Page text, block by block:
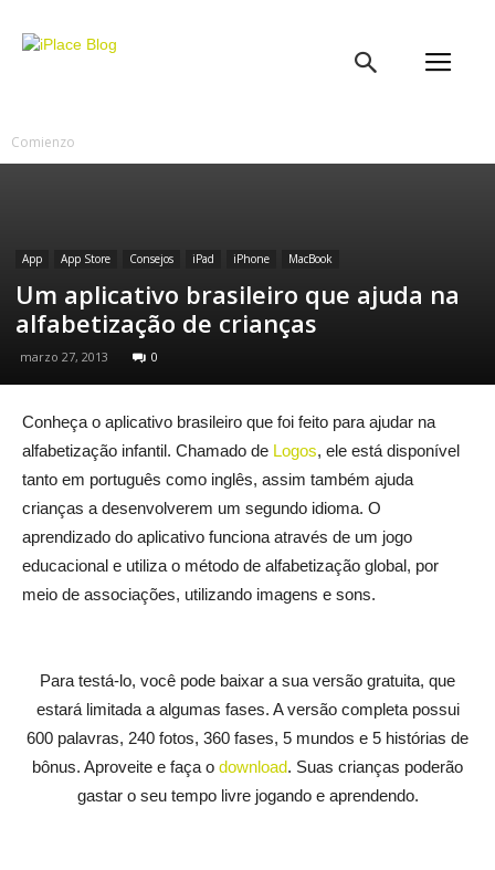
Comienzo
App App Store Consejos iPad iPhone MacBook
Um aplicativo brasileiro que ajuda na
alfabetização de crianças
marzo 27, 2013 0
Conheça o aplicativo brasileiro que foi feito para ajudar na
alfabetização infantil. Chamado de Logos, ele está disponível
tanto em português como inglês, assim também ajuda
crianças a desenvolverem um segundo idioma. O
aprendizado do aplicativo funciona através de um jogo
educacional e utiliza o método de alfabetização global, por
meio de associações, utilizando imagens e sons.
Para testá-lo, você pode baixar a sua versão gratuita, que
estará limitada a algumas fases. A versão completa possui
600 palavras, 240 fotos, 360 fases, 5 mundos e 5 histórias de
bônus. Aproveite e faça o download. Suas crianças poderão
gastar o seu tempo livre jogando e aprendendo.